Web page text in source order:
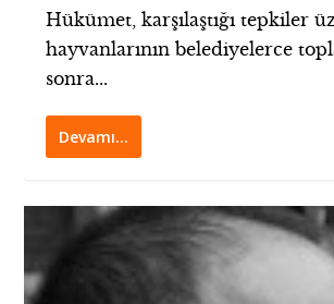
Hükümet, karşılaştığı tepkiler
hayvanlarının belediyelerce
sonra...
Devamı…